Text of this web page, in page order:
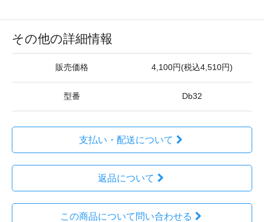
その他の詳細情報
販売価格 4,100円(税込4,510円)
型番 Db32
支払い・配送について
返品について
この商品について問い合わせる